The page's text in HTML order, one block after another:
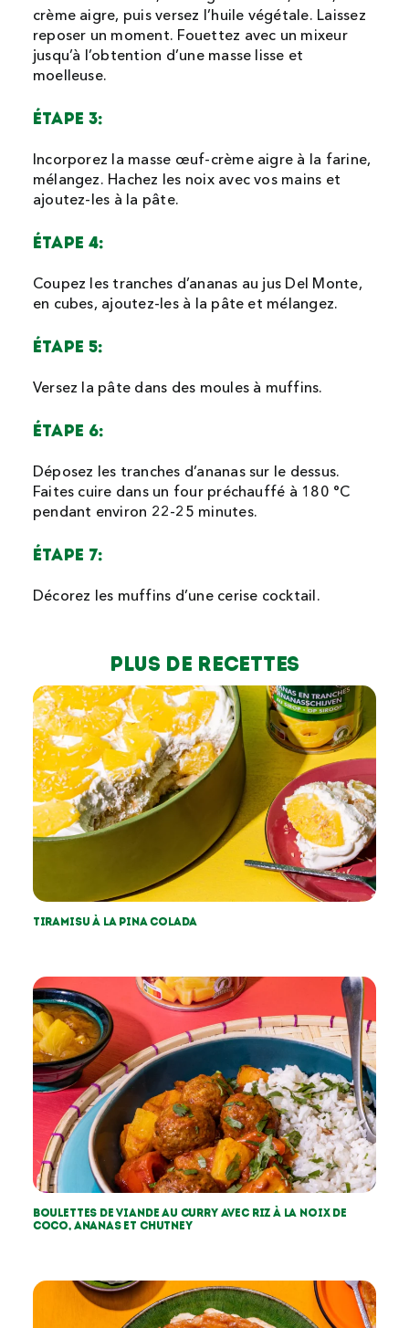
crème aigre, puis versez l’huile végétale. Laissez
reposer un moment. Fouettez avec un mixeur
jusqu’à l’obtention d’une masse lisse et
moelleuse.
étape 3:
Incorporez la masse œuf-crème aigre à la farine,
mélangez. Hachez les noix avec vos mains et
ajoutez-les à la pâte.
étape 4:
Coupez les tranches d’ananas au jus Del Monte,
en cubes, ajoutez-les à la pâte et mélangez.
étape 5:
Versez la pâte dans des moules à muffins.
étape 6:
Déposez les tranches d’ananas sur le dessus.
Faites cuire dans un four préchauffé à 180 °C
pendant environ 22-25 minutes.
étape 7:
Décorez les muffins d’une cerise cocktail.
Plus de recettes
Tiramisu à la pina colada
Boulettes de viande au curry avec riz à la noix de
coco, ananas et chutney